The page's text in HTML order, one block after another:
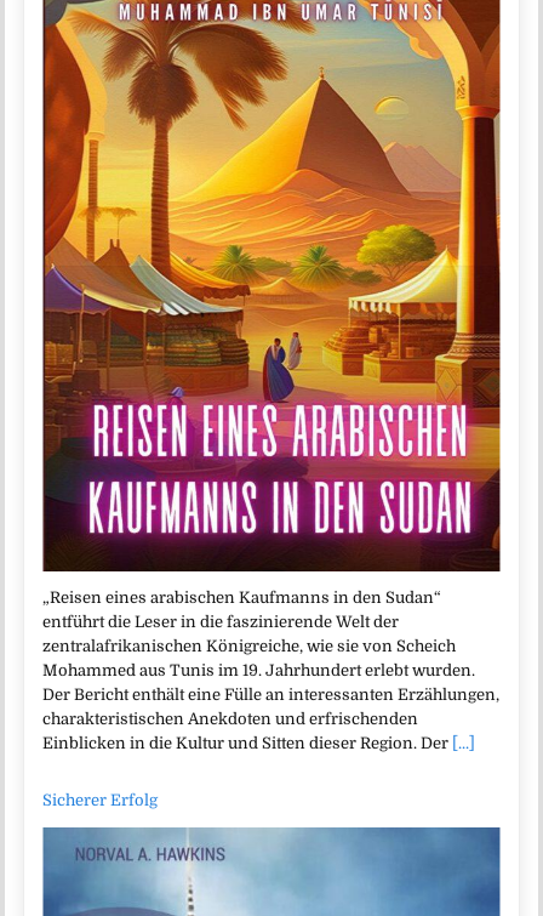
„Reisen eines arabischen Kaufmanns in den Sudan“
entführt die Leser in die faszinierende Welt der
zentralafrikanischen Königreiche, wie sie von Scheich
Mohammed aus Tunis im 19. Jahrhundert erlebt wurden.
Der Bericht enthält eine Fülle an interessanten Erzählungen,
charakteristischen Anekdoten und erfrischenden
Einblicken in die Kultur und Sitten dieser Region. Der [...]
Sicherer Erfolg